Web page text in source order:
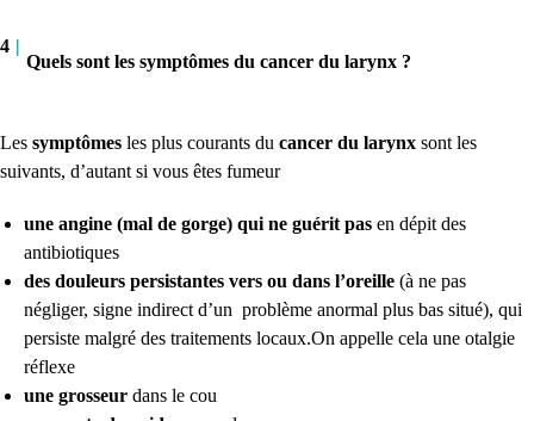
4 |
Quels sont les symptômes du cancer du larynx ?
Les symptômes les plus courants du cancer du larynx sont les
suivants, d’autant si vous êtes fumeur
une angine (mal de gorge) qui ne guérit pas en dépit des
antibiotiques
des douleurs persistantes vers ou dans l’oreille (à ne pas
négliger, signe indirect d’un problème anormal plus bas situé), qui
persiste malgré des traitements locaux.On appelle cela une otalgie
réflexe
une grosseur dans le cou